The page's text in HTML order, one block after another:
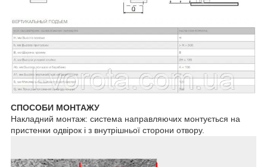
СПОСОБИ МОНТАЖУ
Накладний монтаж: система направляючих монтується на
пристенки одвірок і з внутрішньої сторони отвору.